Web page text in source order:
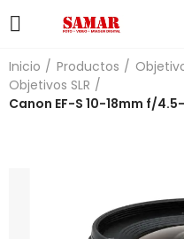
Inicio Productos
Objetivos SLR
Canon EF-S 10-18mm f/